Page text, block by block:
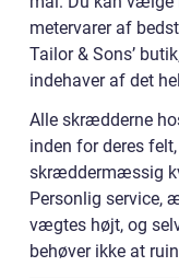
metervarer af
Tailor & Sons’
indehaver af det
Alle skrædderne
inden for deres
skræddermæssig
Personlig service,
vægtes højt, og
behøver ikke at